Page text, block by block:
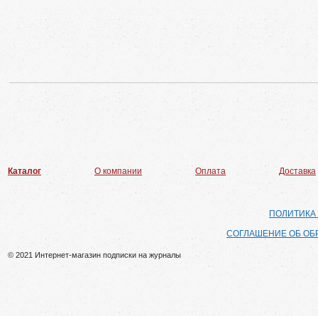
Каталог О компании Оплата Доставка
СОГЛАШЕНИЕ ОБ
© 2021 Интернет-магазин подписки на журналы